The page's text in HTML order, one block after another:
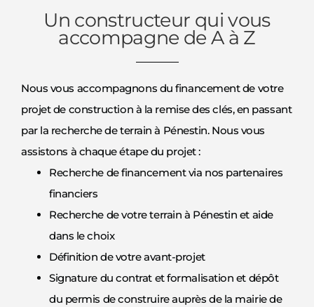
Un constructeur qui vous
accompagne de A à Z
Nous vous accompagnons du financement de votre
projet de construction à la remise des clés, en passant
par la recherche de terrain à Pénestin. Nous vous
assistons à chaque étape du projet :
Recherche de financement via nos partenaires
financiers
Recherche de votre terrain à Pénestin et aide
dans le choix
Définition de votre avant-projet
Signature du contrat et formalisation et dépôt
du permis de construire auprès de la mairie de